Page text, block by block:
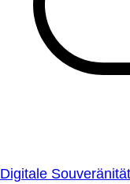
Digitale Souveränität